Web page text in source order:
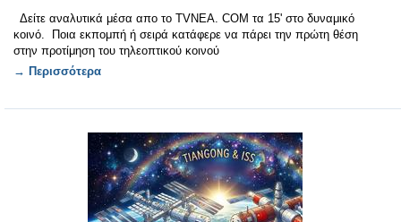
Δείτε αναλυτικά μέσα απο το TVNEA. COM τα 15' στο δυναμικό
κοινό. Ποια εκπομπή ή σειρά κατάφερε να πάρει την πρώτη θέση
στην προτίμηση του τηλεοπτικού κοινού
→ Περισσότερα